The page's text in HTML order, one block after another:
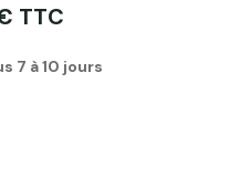
TTC
7 à 10 jours